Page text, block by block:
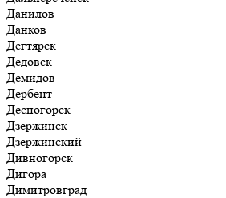
Данилов
Данков
Дегтярск
Дедовск
Демидов
Дербент
Десногорск
Дзержинск
Дзержинский
Дивногорск
Дигора
Димитровград